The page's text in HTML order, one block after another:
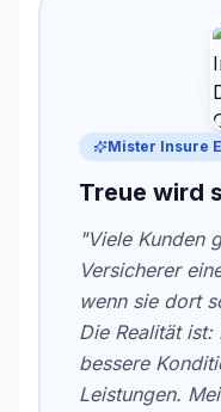
Mister Insure
Treue wird
"Viele Kunden
Versicherer
wenn sie dort
Die Realität
bessere
Leistungen.